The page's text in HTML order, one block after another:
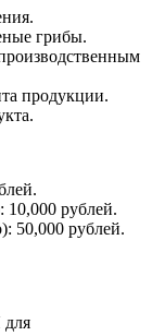
грибы.
продукции.
рублей.
50,000 рублей.